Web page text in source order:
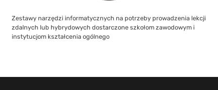
Zestawy narzędzi informatycznych na potrzeby prowadzenia lekcji
zdalnych lub hybrydowych dostarczone szkołom zawodowym i
instytucjom kształcenia ogólnego